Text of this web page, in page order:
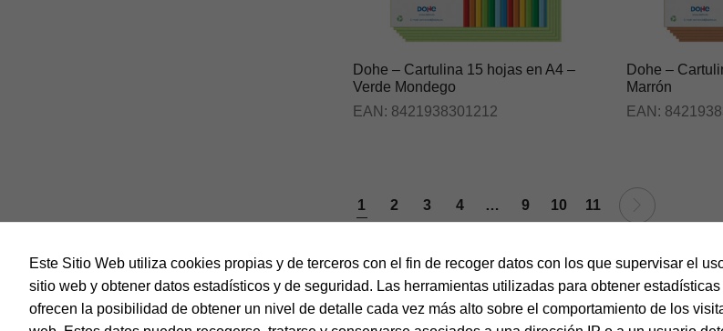
Dohe – Cartulina 15 hojas en A4 –
Verde Mondego
EAN: 8421938301212
Dohe –
Marrón
EAN:
1 2 3 4 … 9 10 11
Este Sitio Web utiliza cookies propias y de terceros con el fin de recoger datos con los que supervisar el
sitio web y obtener datos estadísticos y de seguridad. Las herramientas utilizadas para obtener
ofrecen la posibilidad de obtener un nivel de detalle cada vez más alto sobre el comportamiento de los